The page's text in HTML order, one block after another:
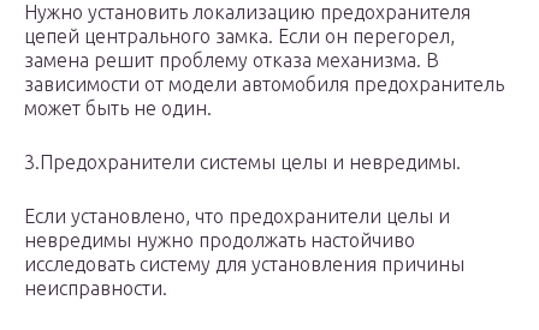
Нужно установить локализацию предохранителя
цепей центрального замка. Если он перегорел,
замена решит проблему отказа механизма. В
зависимости от модели автомобиля предохранитель
может быть не один.
3.Предохранители системы целы и невредимы.
Если установлено, что предохранители целы и
невредимы нужно продолжать настойчиво
исследовать систему для установления причины
неисправности.